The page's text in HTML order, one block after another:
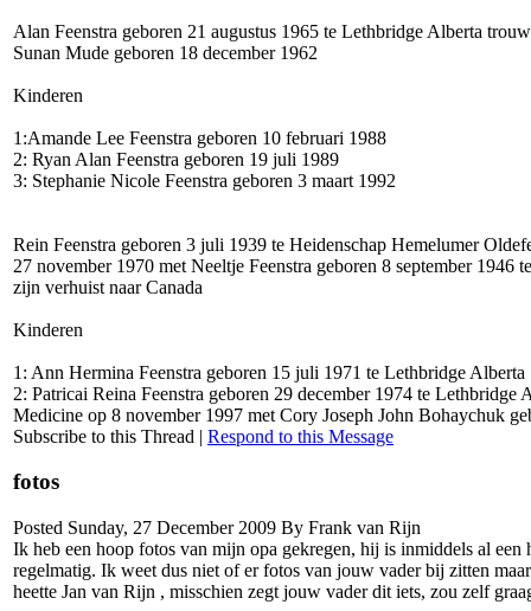
Alan Feenstra geboren 21 augustus 1965 te Lethbridge Alberta
Sunan Mude geboren 18 december 1962
Kinderen
1:Amande Lee Feenstra geboren 10 februari 1988
2: Ryan Alan Feenstra geboren 19 juli 1989
3: Stephanie Nicole Feenstra geboren 3 maart 1992
Rein Feenstra geboren 3 juli 1939 te Heidenschap Hemelumer
27 november 1970 met Neeltje Feenstra geboren 8 september 1946
zijn verhuist naar Canada
Kinderen
1: Ann Hermina Feenstra geboren 15 juli 1971 te Lethbridge Alberta
2: Patricai Reina Feenstra geboren 29 december 1974 te Lethbridge
Medicine op 8 november 1997 met Cory Joseph John Bohaychuk
Subscribe to this Thread | Respond to this Message
fotos
Posted Sunday, 27 December 2009 By Frank van Rijn
Ik heb een hoop fotos van mijn opa gekregen, hij is inmiddels al
regelmatig. Ik weet dus niet of er fotos van jouw vader bij zitten
heette Jan van Rijn , misschien zegt jouw vader dit iets, zou zelf